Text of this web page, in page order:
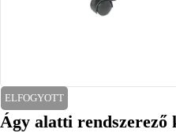
ELFOGYOTT
Ágy alatti rendszerező